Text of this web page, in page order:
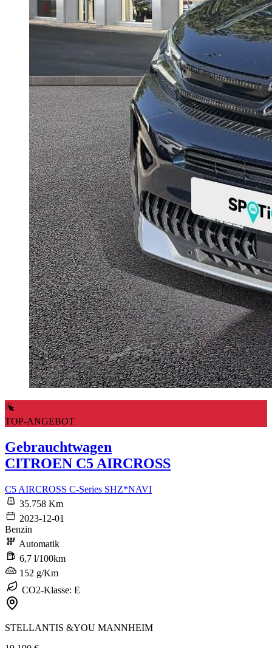
TOP-ANGEBOT
Gebrauchtwagen
CITROEN C5 AIRCROSS
C5 AIRCROSS C-Series SHZ*NAVI
35.758 Km
2023-12-01
Benzin
Automatik
6,7 l/100km
152 g/Km
CO2-Klasse: E
STELLANTIS &YOU MANNHEIM